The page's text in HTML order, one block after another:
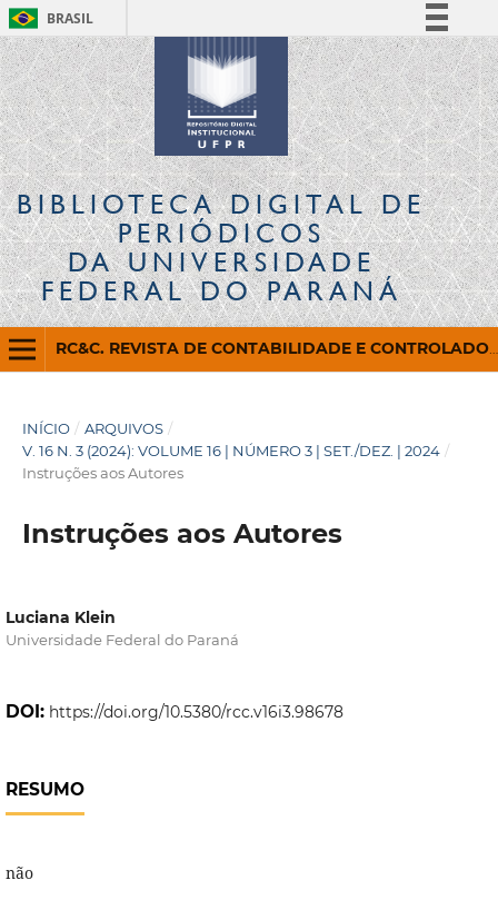
BRASIL
Simplifique!
Comunica BR
Participe
Acesso à informação
Legislação
Canais
BIBLIOTECA DIGITALDE
PERIÓDICOS
DA UNIVERSIDADE
FEDERAL DO PARANÁ
RC&C. REVISTA DE CONTABILIDADE E CONTROLADORIA
INÍCIO / ARQUIVOS /
V. 16 N. 3 (2024): VOLUME 16 | NÚMERO 3 | SET./DEZ. | 2024 /
Instruções aos Autores
Instruções aos Autores
Luciana Klein
Universidade Federal do Paraná
DOI: https://doi.org/10.5380/rcc.v16i3.98678
RESUMO
não